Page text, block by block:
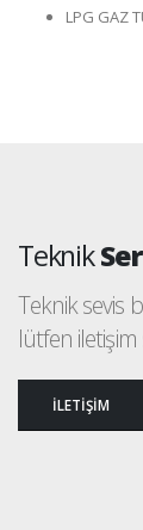
LPG GAZ
Teknik
Teknik sevis
lütfen iletişim
İLETİŞİM